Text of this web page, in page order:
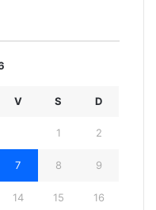
V S D
1 2
7 8 9
14 15 16